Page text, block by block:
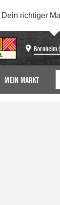
Dein richtiger
Bornheim
MEIN MARKT